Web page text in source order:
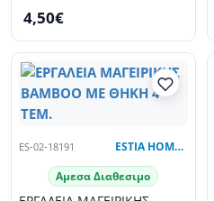
4,50€
ES-02-18191 ESTIA HOME ART
Αμεσα Διαθεσιμο